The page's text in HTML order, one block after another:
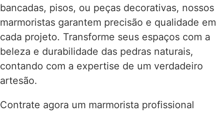
bancadas, pisos, ou peças decorativas, nossos
marmoristas garantem precisão e qualidade em
cada projeto. Transforme seus espaços com a
beleza e durabilidade das pedras naturais,
contando com a expertise de um verdadeiro
artesão.
Contrate agora um marmorista profissional